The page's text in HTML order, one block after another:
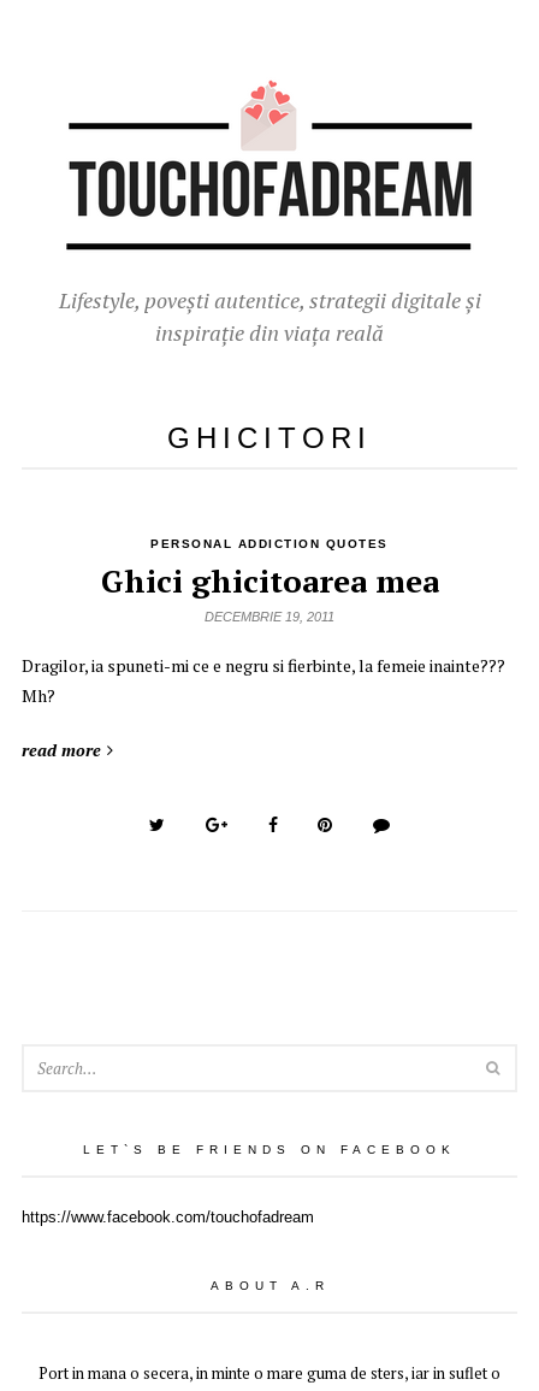
Lifestyle, povești autentice, strategii digitale și
inspirație din viața reală
GHICITORI
PERSONAL ADDICTION QUOTES
Ghici ghicitoarea mea
DECEMBRIE 19, 2011
Dragilor, ia spuneti-mi ce e negru si fierbinte, la femeie inainte???
Mh?
read more
LET`S BE FRIENDS ON FACEBOOK
https://www.facebook.com/touchofadream
ABOUT A.R
Port in mana o secera, in minte o mare guma de sters, iar in suflet o